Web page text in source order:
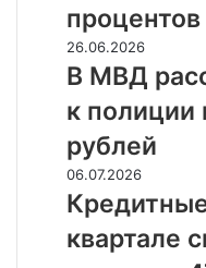
Европе
ускорили
снижение
до
процентов
процентов
В
МВД
рассказали
об
исках
к
полиции
на
рублей
26.06.2026
В МВД
к полиции
рублей
Кредитные
кооперативы
06.07.2026
квартале